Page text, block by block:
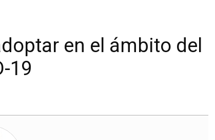
en el ámbito del
19